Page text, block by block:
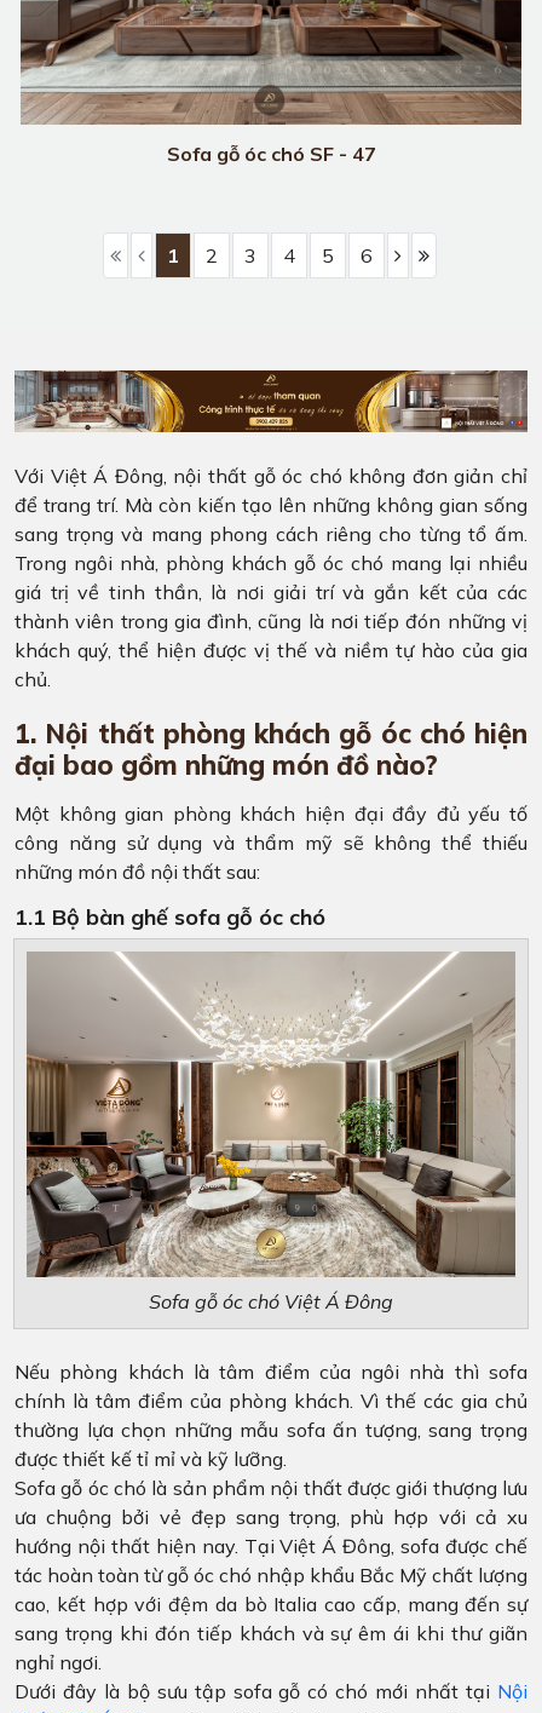
Sofa gỗ óc chó SF - 47
1 2 3 4 5 6
Với Việt Á Đông, nội thất gỗ óc chó không đơn giản chỉ
để trang trí. Mà còn kiến tạo lên những không gian sống
sang trọng và mang phong cách riêng cho từng tổ ấm.
Trong ngôi nhà, phòng khách gỗ óc chó mang lại nhiều
giá trị về tinh thần, là nơi giải trí và gắn kết của các
thành viên trong gia đình, cũng là nơi tiếp đón những vị
khách quý, thể hiện được vị thế và niềm tự hào của gia
chủ.
1. Nội thất phòng khách gỗ óc chó hiện
đại bao gồm những món đồ nào?
Một không gian phòng khách hiện đại đầy đủ yếu tố
công năng sử dụng và thẩm mỹ sẽ không thể thiếu
những món đồ nội thất sau:
1.1 Bộ bàn ghế sofa gỗ óc chó
Sofa gỗ óc chó Việt Á Đông
Nếu phòng khách là tâm điểm của ngôi nhà thì sofa
chính là tâm điểm của phòng khách. Vì thế các gia chủ
thường lựa chọn những mẫu sofa ấn tượng, sang trọng
được thiết kế tỉ mỉ và kỹ lưỡng.
Sofa gỗ óc chó là sản phẩm nội thất được giới thượng lưu
ưa chuộng bởi vẻ đẹp sang trọng, phù hợp với cả xu
hướng nội thất hiện nay. Tại Việt Á Đông, sofa được chế
tác hoàn toàn từ gỗ óc chó nhập khẩu Bắc Mỹ chất lượng
cao, kết hợp với đệm da bò Italia cao cấp, mang đến sự
sang trọng khi đón tiếp khách và sự êm ái khi thư giãn
nghỉ ngơi.
Dưới đây là bộ sưu tập sofa gỗ có chó mới nhất tại Nội